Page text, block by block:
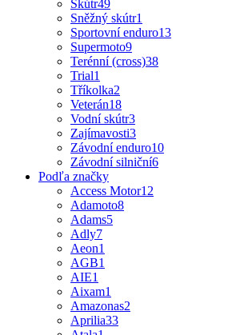
Skútr49
Sněžný skútr1
Sportovní enduro13
Supermoto9
Terénní (cross)38
Trial1
Tříkolka2
Veterán18
Vodní skútr3
Zajímavosti3
Závodní enduro10
Závodní silniční6
Podľa značky
Access Motor12
Adamoto8
Adams5
Adly7
Aeon1
AGB1
AIE1
Aixam1
Amazonas2
Aprilia33